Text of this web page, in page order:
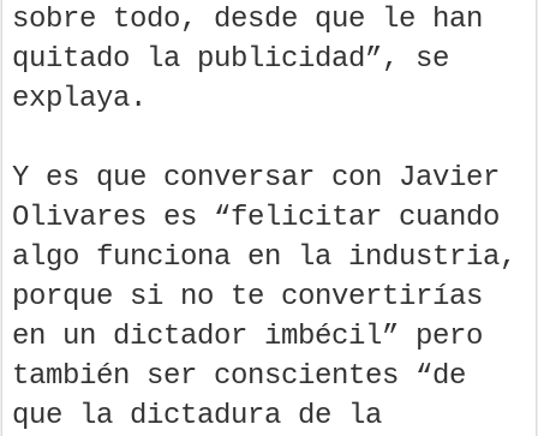
sobre todo, desde que le han
quitado la publicidad”, se
explaya.
Y es que conversar con Javier
Olivares es “felicitar cuando
algo funciona en la industria,
porque si no te convertirías
en un dictador imbécil” pero
también ser conscientes “de
que la dictadura de la